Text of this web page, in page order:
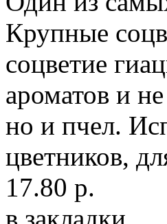
Крупные
соцветие
ароматов и
но и пчел.
цветников,
17.80 р.
в закладки